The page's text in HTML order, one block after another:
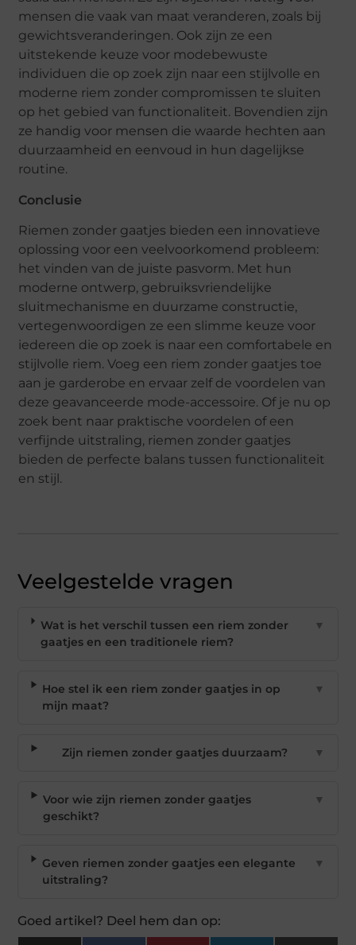
mensen die vaak van maat veranderen, zoals bij
gewichtsveranderingen. Ook zijn ze een
uitstekende keuze voor modebewuste
individuen die op zoek zijn naar een stijlvolle en
moderne riem zonder compromissen te sluiten
op het gebied van functionaliteit. Bovendien zijn
ze handig voor mensen die waarde hechten aan
duurzaamheid en eenvoud in hun dagelijkse
routine.
Conclusie
Riemen zonder gaatjes bieden een innovatieve
oplossing voor een veelvoorkomend probleem:
het vinden van de juiste pasvorm. Met hun
moderne ontwerp, gebruiksvriendelijke
sluitmechanisme en duurzame constructie,
vertegenwoordigen ze een slimme keuze voor
iedereen die op zoek is naar een comfortabele en
stijlvolle riem. Voeg een riem zonder gaatjes toe
aan je garderobe en ervaar zelf de voordelen van
deze geavanceerde mode-accessoire. Of je nu op
zoek bent naar praktische voordelen of een
verfijnde uitstraling, riemen zonder gaatjes
bieden de perfecte balans tussen functionaliteit
en stijl.
Veelgestelde vragen
Wat is het verschil tussen een riem zonder
gaatjes en een traditionele riem?
▼
Hoe stel ik een riem zonder gaatjes in op
mijn maat?
▼
Zijn riemen zonder gaatjes duurzaam? ▼
Voor wie zijn riemen zonder gaatjes
geschikt?
▼
Geven riemen zonder gaatjes een elegante
uitstraling?
▼
Goed artikel? Deel hem dan op: